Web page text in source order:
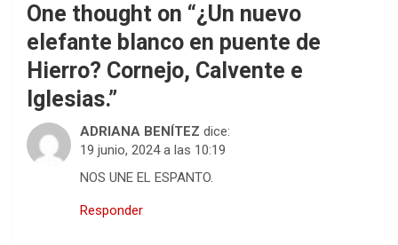
One thought on “¿Un nuevo
elefante blanco en puente de
Hierro? Cornejo, Calvente e
Iglesias.”
ADRIANA BENÍTEZ dice:
19 junio, 2024 a las 10:19
NOS UNE EL ESPANTO.
Responder